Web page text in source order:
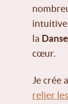
intuitive
la
cœur.
Je crée
relier